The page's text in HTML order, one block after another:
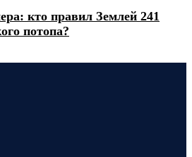
кто правил Землей 241
потопа?